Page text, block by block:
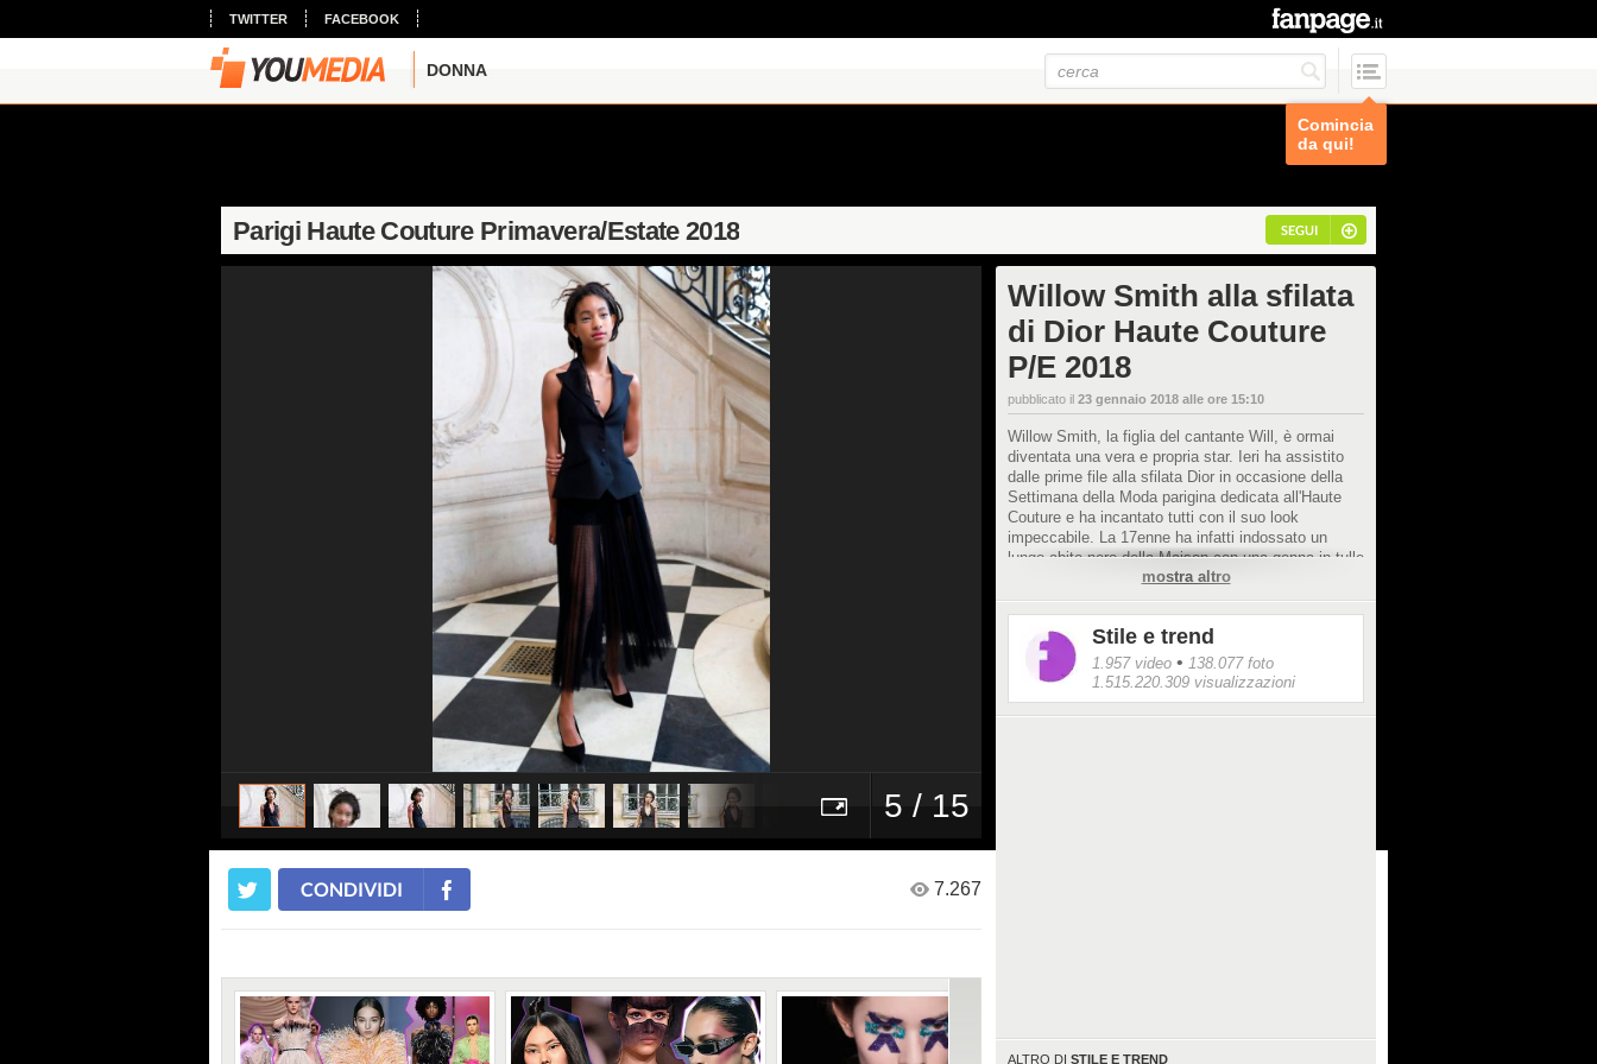
TWITTER FACEBOOK
DONNA
Comincia
da qui!
Parigi Haute Couture Primavera/Estate 2018 SEGUI
5 / 15
Willow Smith alla sfilata
di Dior Haute Couture
P/E 2018
pubblicato il 23 gennaio 2018 alle ore 15:10
Willow Smith, la figlia del cantante Will, è ormai
diventata una vera e propria star. Ieri ha assistito
dalle prime file alla sfilata Dior in occasione della
Settimana della Moda parigina dedicata all'Haute
Couture e ha incantato tutti con il suo look
impeccabile. La 17enne ha infatti indossato un
lungo abito nero della Maison con una gonna in tulle
trasparente, completando il tutto con
un'acconciatura raccolta realizzata con i dread.
mostra altro
Stile e trend
1.957 video • 138.077 foto
1.515.220.309 visualizzazioni
ALTRO DI STILE E TREND
CONDIVIDI 7.267